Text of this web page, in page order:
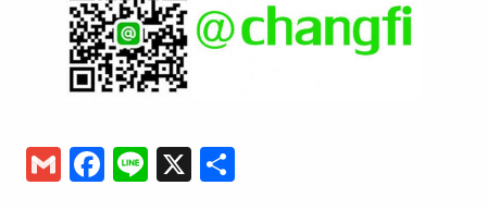
G
m
F
a
Li
n
X